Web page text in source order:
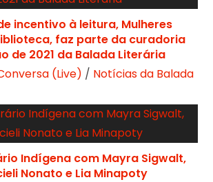
incentivo à leitura, Mulheres
faz parte da curadoria
de 2021 da Balada Literária
(Live) / Notícias da Balada
Indígena com Mayra Sigwalt,
Nonato e Lia Minapoty